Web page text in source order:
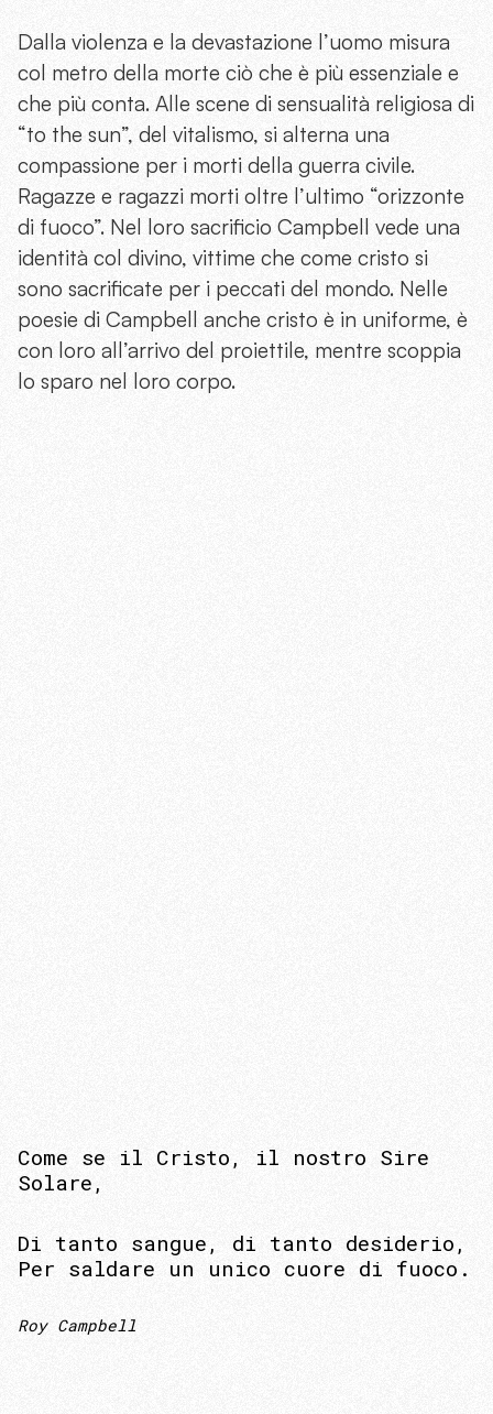
Dalla violenza e la devastazione l’uomo misura
col metro della morte ciò che è più essenziale e
che più conta. Alle scene di sensualità religiosa di
“to the sun”, del vitalismo, si alterna una
compassione per i morti della guerra civile.
Ragazze e ragazzi morti oltre l’ultimo “orizzonte
di fuoco”. Nel loro sacrificio Campbell vede una
identità col divino, vittime che come cristo si
sono sacrificate per i peccati del mondo. Nelle
poesie di Campbell anche cristo è in uniforme, è
con loro all’arrivo del proiettile, mentre scoppia
lo sparo nel loro corpo.
Come se il Cristo, il nostro Sire
Solare,
Di tanto sangue, di tanto desiderio,
Per saldare un unico cuore di fuoco.
Roy Campbell